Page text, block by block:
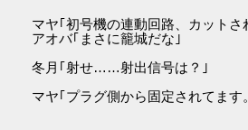
マヤ｢初号機の連動回路、カットさ
アオバ｢まさに籠城だな｣
冬月｢射せ……射出信号は？｣
マヤ｢プラグ側から固定されてます